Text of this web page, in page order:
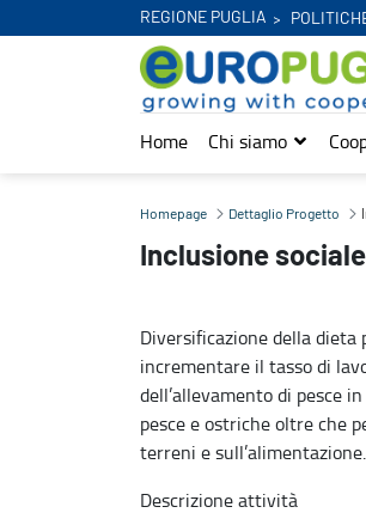
REGIONE PUGLIA
Home Chi siamo
Inclusione sociale in agricoltura e pesca a
Homepage Dettaglio Progetto
Inclusione
Diversificazione della dieta
incrementare il tasso di
dell’allevamento di pesce
pesce e ostriche oltre che
terreni e sull’alimentazione.
Descrizione attività